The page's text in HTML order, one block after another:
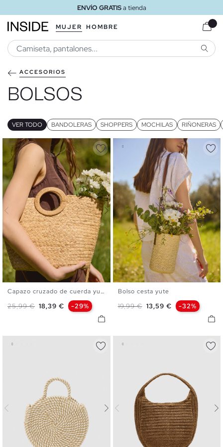
ENVÍO GRATISa tienda
MUJER HOMBRE
ACCESORIOS
BOLSOS
VER TODO BANDOLERAS SHOPPERS MOCHILAS RIÑONERAS
Capazo cruzado de cuerda yute
Precio base
25,99 € Precio
18,39 € -29%
Bolso cesta yute
Precio base
19,99 € Precio
13,59 € -32%